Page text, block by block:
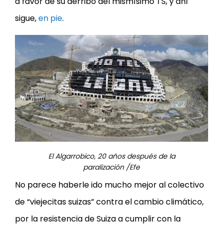
sigue,en pie.
El Algarrobico, 20 años después de la
paralización /Efe
No parece haberle ido mucho mejor al colectivo
de “viejecitas suizas” contra el cambio climático,
por la resistencia de Suiza a cumplir con la